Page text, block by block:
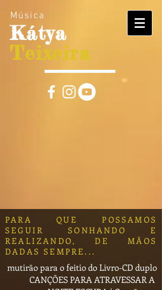
Música
Kátya
Teixeira
PARA QUE POSSAMOS
SEGUIR SONHANDO E
REALIZANDO, DE MÃOS
DADAS SEMPRE...
mutirão para o feitio do Livro-CD duplo
CANÇÕES PARA ATRAVESSAR A